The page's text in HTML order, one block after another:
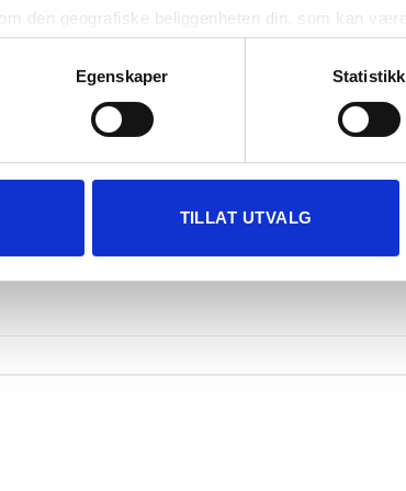
den geografiske beliggenheten din, som kan
ved å aktivt skanne den for bestemte
hvordan dine personlige data behandles og
trekke tilbake ditt samtykke fra erklæringen om
dessuten informasjon om hvordan du bruker
Egenskaper Statistikk
TILLAT UTVALG